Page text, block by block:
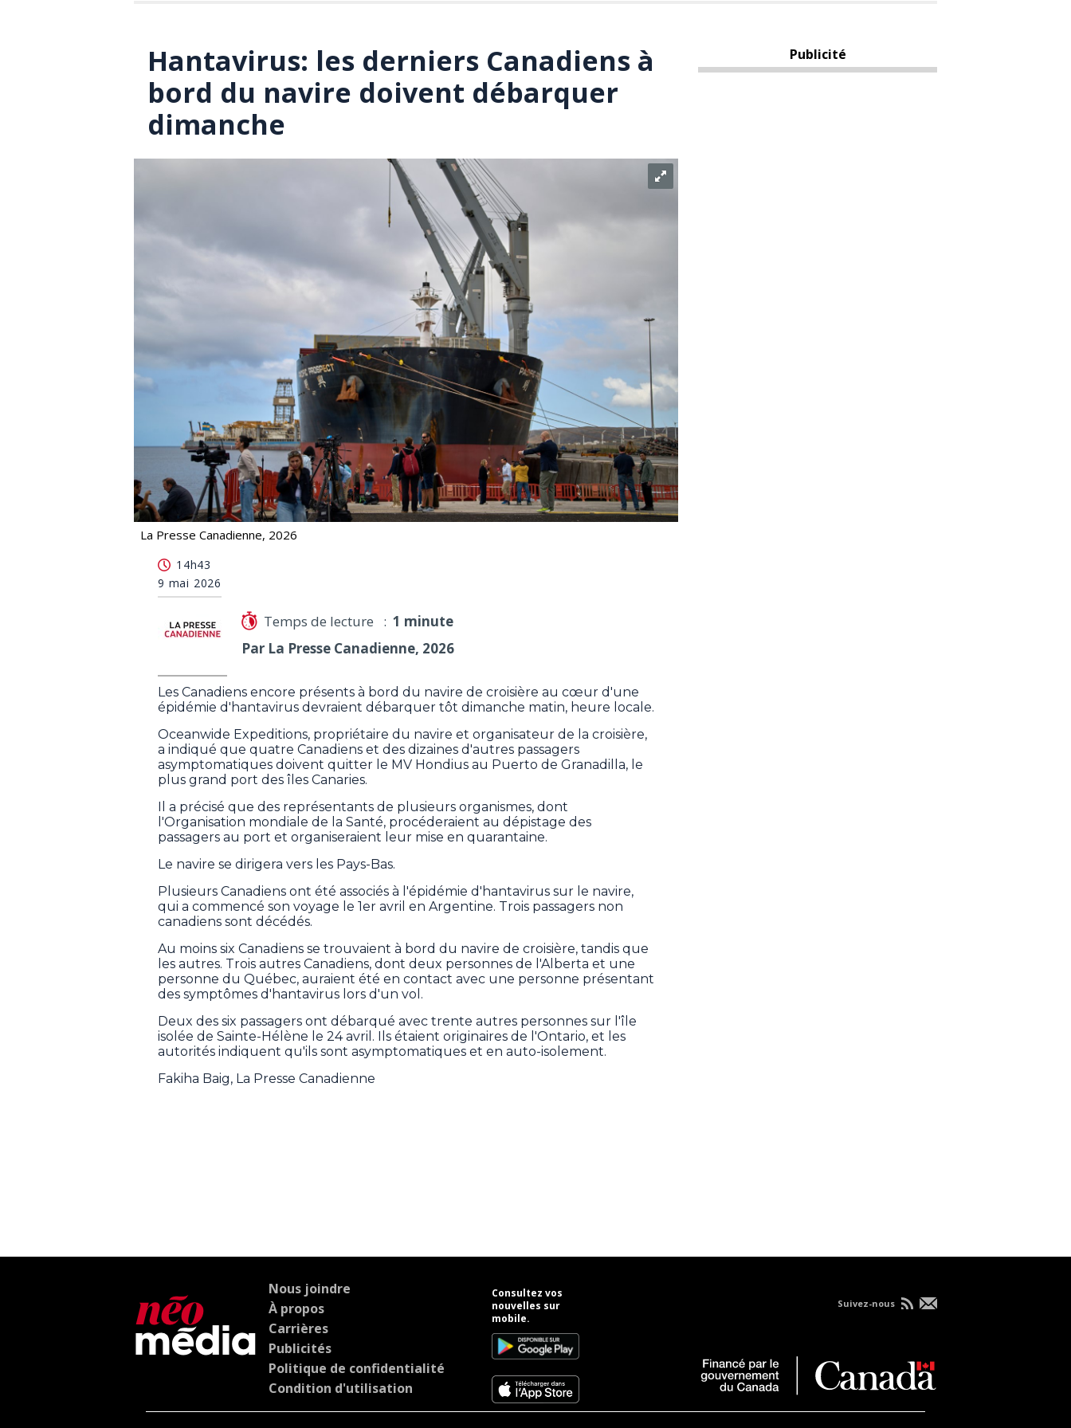
Hantavirus: les derniers Canadiens à
bord du navire doivent débarquer
dimanche
La Presse Canadienne, 2026
14h43
9 mai 2026
Temps de lecture : 1 minute
Par La Presse Canadienne, 2026
Les Canadiens encore présents à bord du navire de croisière au cœur d'une
épidémie d'hantavirus devraient débarquer tôt dimanche matin, heure locale.
Oceanwide Expeditions, propriétaire du navire et organisateur de la croisière,
a indiqué que quatre Canadiens et des dizaines d'autres passagers
asymptomatiques doivent quitter le MV Hondius au Puerto de Granadilla, le
plus grand port des îles Canaries.
Il a précisé que des représentants de plusieurs organismes, dont
l'Organisation mondiale de la Santé, procéderaient au dépistage des
passagers au port et organiseraient leur mise en quarantaine.
Le navire se dirigera vers les Pays-Bas.
Plusieurs Canadiens ont été associés à l'épidémie d'hantavirus sur le navire,
qui a commencé son voyage le 1er avril en Argentine. Trois passagers non
canadiens sont décédés.
Au moins six Canadiens se trouvaient à bord du navire de croisière, tandis que
les autres. Trois autres Canadiens, dont deux personnes de l'Alberta et une
personne du Québec, auraient été en contact avec une personne présentant
des symptômes d'hantavirus lors d'un vol.
Deux des six passagers ont débarqué avec trente autres personnes sur l'île
isolée de Sainte-Hélène le 24 avril. Ils étaient originaires de l'Ontario, et les
autorités indiquent qu'ils sont asymptomatiques et en auto-isolement.
Fakiha Baig, La Presse Canadienne
Publicité
Nous joindre
À propos
Carrières
Publicités
Politique de confidentialité
Condition d'utilisation
Consultez vos
nouvelles sur
mobile.
Suivez-nous